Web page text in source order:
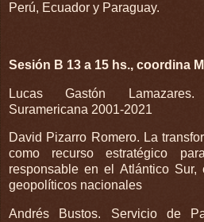
Perú, Ecuador y Paraguay.
Sesión B 13 a 15 hs., coordina
Lucas Gastón
Suramericana 2001-2021
David Pizarro Romero. La
como recurso estratégico
responsable en el Atlántico
geopolíticos nacionales
Andrés Bustos. Servicio de